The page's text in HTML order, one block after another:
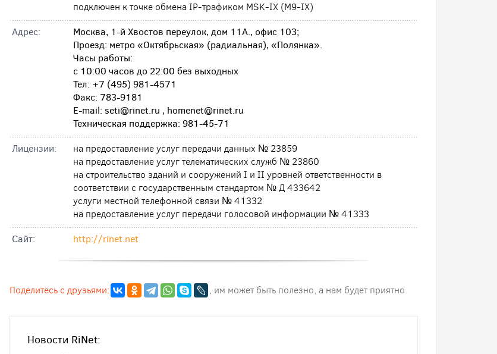
подключен к точке обмена IP-трафиком MSK-IX (M9-IX)
Адрес:
Москва, 1-й Хвостов переулок, дом 11А., офис 103;
Проезд: метро «Октябрьская» (радиальная), «Полянка».
Часы работы:
с 10:00 часов до 22:00 без выходных
Тел: +7 (495) 981-4571
Факс: 783-9181
E-mail: seti@rinet.ru , homenet@rinet.ru
Техническая поддержка: 981-45-71
Лицензии:
на предоставление услуг передачи данных № 23859
на предоставление услуг телематических служб № 23860
на строительство зданий и сооружений I и II уровней ответственности в
соответствии с государственным стандартом № Д 433642
услуги местной телефонной связи № 41332
на предоставление услуг передачи голосовой информации № 41333
Cайт:
http://rinet.net
Поделитесь с друзьями: , им может быть полезно, а нам будет приятно.
Новости RiNet: